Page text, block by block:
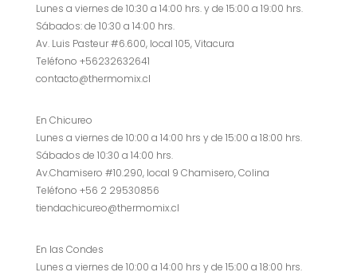
Lunes a viernes de 10:30 a 14:00 hrs. y de 15:00 a 19:00 hrs.
Sábados: de 10:30 a 14:00 hrs.
Av. Luis Pasteur #6.600, local 105, Vitacura
Teléfono +56232632641
contacto@thermomix.cl
En Chicureo
Lunes a viernes de 10:00 a 14:00 hrs y de 15:00 a 18:00 hrs.
Sábados de 10:30 a 14:00 hrs.
Av.Chamisero #10.290, local 9 Chamisero, Colina
Teléfono +56 2 29530856
tiendachicureo@thermomix.cl
En las Condes
Lunes a viernes de 10:00 a 14:00 hrs y de 15:00 a 18:00 hrs.